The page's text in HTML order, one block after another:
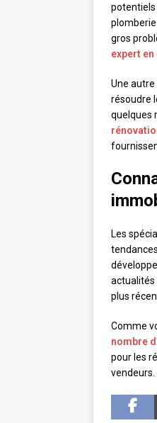
potentiels
gros
expert
Une
résoudre
quelques
Les
actualités
plus
Comme
nombre
pour les